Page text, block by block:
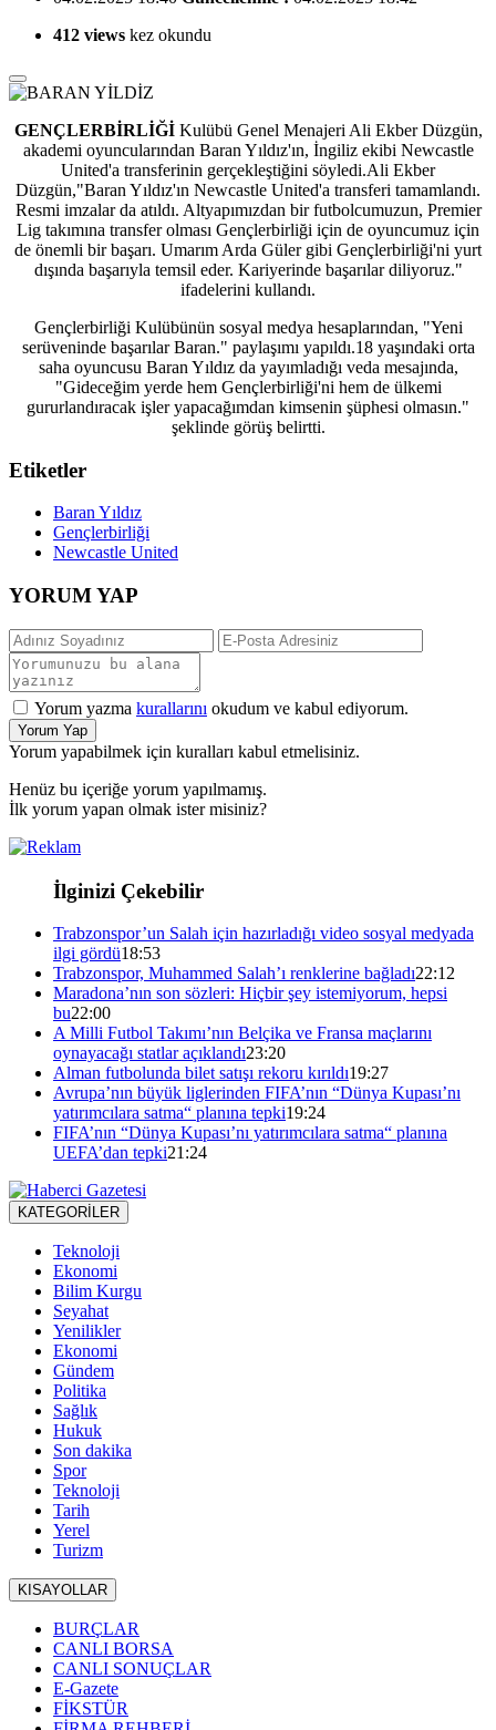
412 views kez okundu
GENÇLERBİRLİĞİKulübü Genel Menajeri Ali Ekber Düzgün,
akademi oyuncularından Baran Yıldız'ın, İngiliz ekibi Newcastle
United'a transferinin gerçekleştiğini söyledi.Ali Ekber
Düzgün,"Baran Yıldız'ın Newcastle United'a transferi tamamlandı.
Resmi imzalar da atıldı. Altyapımızdan bir futbolcumuzun, Premier
Lig takımına transfer olması Gençlerbirliği için de oyuncumuz için
de önemli bir başarı. Umarım Arda Güler gibi Gençlerbirliği'ni yurt
dışında başarıyla temsil eder. Kariyerinde başarılar diliyoruz."
ifadelerini kullandı.
Gençlerbirliği Kulübünün sosyal medya hesaplarından, "Yeni
serüveninde başarılar Baran." paylaşımı yapıldı.18 yaşındaki orta
saha oyuncusu Baran Yıldız da yayımladığı veda mesajında,
"Gideceğim yerde hem Gençlerbirliği'ni hem de ülkemi
gururlandıracak işler yapacağımdan kimsenin şüphesi olmasın."
şeklinde görüş belirtti.
Etiketler
Baran Yıldız
Gençlerbirliği
Newcastle United
YORUM YAP
Yorum yazma kurallarını okudum ve kabul ediyorum.
Yorum Yap
Yorum yapabilmek için kuralları kabul etmelisiniz.
Henüz bu içeriğe yorum yapılmamış.
İlk yorum yapan olmak ister misiniz?
İlginizi Çekebilir
Trabzonspor’un Salah için hazırladığı video sosyal medyada
ilgi gördü18:53
Trabzonspor, Muhammed Salah’ı renklerine bağladı22:12
Maradona’nın son sözleri: Hiçbir şey istemiyorum, hepsi
bu22:00
A Milli Futbol Takımı’nın Belçika ve Fransa maçlarını
oynayacağı statlar açıklandı23:20
Alman futbolunda bilet satışı rekoru kırıldı19:27
Avrupa’nın büyük liglerinden FIFA’nın “Dünya Kupası’nı
yatırımcılara satma“ planına tepki19:24
FIFA’nın “Dünya Kupası’nı yatırımcılara satma“ planına
UEFA’dan tepki21:24
KATEGORİLER
Teknoloji
Ekonomi
Bilim Kurgu
Seyahat
Yenilikler
Ekonomi
Gündem
Politika
Sağlık
Hukuk
Son dakika
Spor
Teknoloji
Tarih
Yerel
Turizm
KISAYOLLAR
BURÇLAR
CANLI BORSA
CANLI SONUÇLAR
E-Gazete
FİKSTÜR